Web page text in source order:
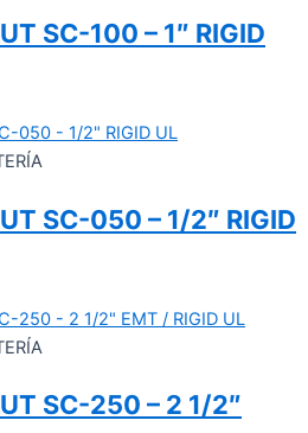
SC-100 – 1″ RIGID
SC-050 – 1/2″ RIGID
SC-250 – 2 1/2″